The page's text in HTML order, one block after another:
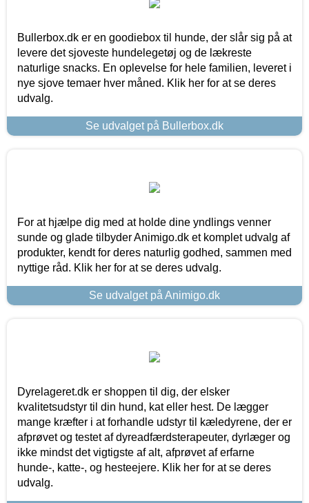
Bullerbox.dk er en goodiebox til hunde, der slår sig på at
levere det sjoveste hundelegetøj og de lækreste
naturlige snacks. En oplevelse for hele familien, leveret i
nye sjove temaer hver måned. Klik her for at se deres
udvalg.
Se udvalget på Bullerbox.dk
For at hjælpe dig med at holde dine yndlings venner
sunde og glade tilbyder Animigo.dk et komplet udvalg af
produkter, kendt for deres naturlig godhed, sammen med
nyttige råd. Klik her for at se deres udvalg.
Se udvalget på Animigo.dk
Dyrelageret.dk er shoppen til dig, der elsker
kvalitetsudstyr til din hund, kat eller hest. De lægger
mange kræfter i at forhandle udstyr til kæledyrene, der er
afprøvet og testet af dyreadfærdsterapeuter, dyrlæger og
ikke mindst det vigtigste af alt, afprøvet af erfarne
hunde-, katte-, og hesteejere. Klik her for at se deres
udvalg.